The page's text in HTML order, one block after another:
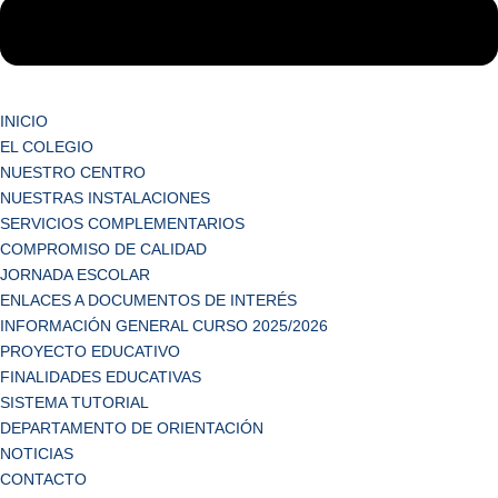
INICIO
EL COLEGIO
NUESTRO CENTRO
NUESTRAS INSTALACIONES
SERVICIOS COMPLEMENTARIOS
COMPROMISO DE CALIDAD
JORNADA ESCOLAR
ENLACES A DOCUMENTOS DE INTERÉS
INFORMACIÓN GENERAL CURSO 2025/2026
PROYECTO EDUCATIVO
FINALIDADES EDUCATIVAS
SISTEMA TUTORIAL
DEPARTAMENTO DE ORIENTACIÓN
NOTICIAS
CONTACTO